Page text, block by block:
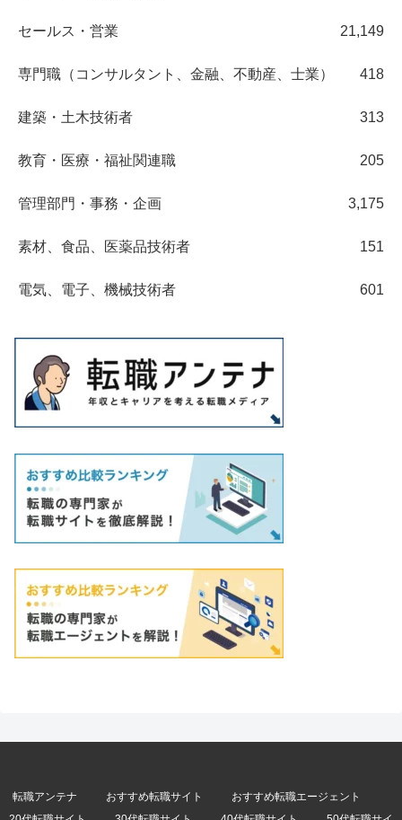
セールス・営業 21,149
専門職（コンサルタント、金融、不動産、士業） 418
建築・土木技術者 313
教育・医療・福祉関連職 205
管理部門・事務・企画 3,175
素材、食品、医薬品技術者 151
電気、電子、機械技術者 601
転職アンテナ おすすめ転職サイト
おすすめ転職エージェント